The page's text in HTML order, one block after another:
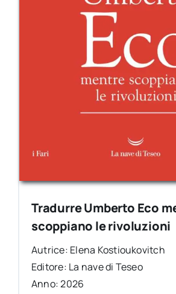
Tradurre Umberto Eco
scoppiano le rivoluzioni
Autrice: Elena Kostioukovitch
Editore: La nave di Teseo
Anno: 2026